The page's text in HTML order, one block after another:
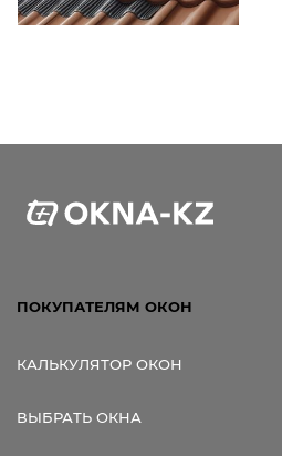
ПОКУПАТЕЛЯМ ОКОН
КАЛЬКУЛЯТОР ОКОН
ВЫБРАТЬ ОКНА